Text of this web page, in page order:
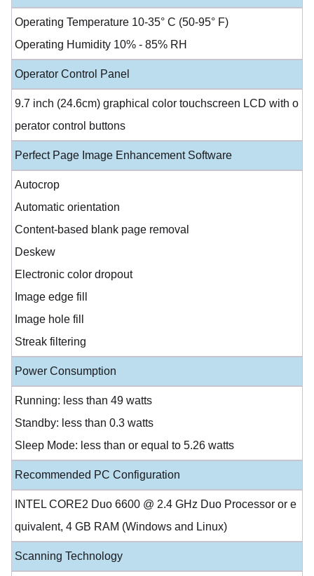
Operating Temperature 10-35° C (50-95° F)
Operating Humidity 10% - 85% RH
Operator Control Panel
9.7 inch (24.6cm) graphical color touchscreen LCD with o
perator control buttons
Perfect Page Image Enhancement Software
Autocrop
Automatic orientation
Content-based blank page removal
Deskew
Electronic color dropout
Image edge fill
Image hole fill
Streak filtering
Power Consumption
Running: less than 49 watts
Standby: less than 0.3 watts
Sleep Mode: less than or equal to 5.26 watts
Recommended PC Configuration
INTEL CORE2 Duo 6600 @ 2.4 GHz Duo Processor or e
quivalent, 4 GB RAM (Windows and Linux)
Scanning Technology